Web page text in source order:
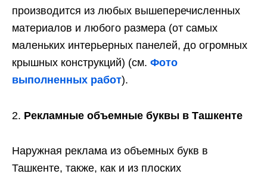
производится из любых вышеперечисленных
материалов и любого размера (от самых
маленьких интерьерных панелей, до огромных
крышных конструкций) (см. Фото
выполненных работ).
Рекламные объемные буквы в Ташкенте
Наружная реклама из объемных букв в
Ташкенте, также, как и из плоских